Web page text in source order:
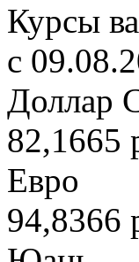
Курсы
c
82,1665
Евро
94,8366